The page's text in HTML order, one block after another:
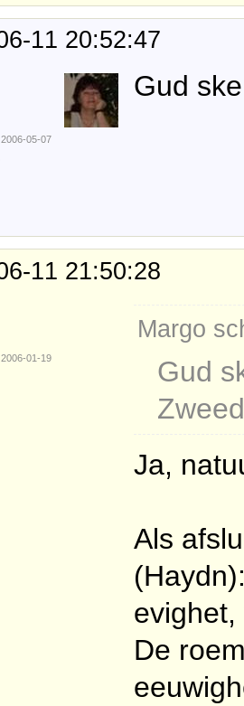
11 20:52:47
05-07
Gud
11 21:50:28
01-19
Margo
Gud
Ja,
Als
De